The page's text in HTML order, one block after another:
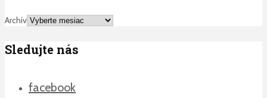
Archív
Sledujte nás
facebook